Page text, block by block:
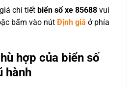
chi tiết biển số xe 85688 vui
bấm vào nút Định giá ở phía
hợp của biển số
hành